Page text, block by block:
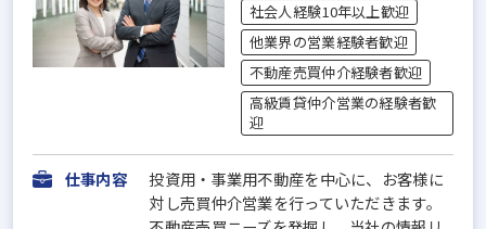
社会人経験10年以上歓迎
他業界の営業経験者歓迎
不動産売買仲介経験者歓迎
高級賃貸仲介営業の経験者歓
迎
仕事内容
投資用・事業用不動産を中心に、お客様に
対し売買仲介営業を行っていただきます。